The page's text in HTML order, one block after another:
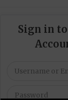
Sign in